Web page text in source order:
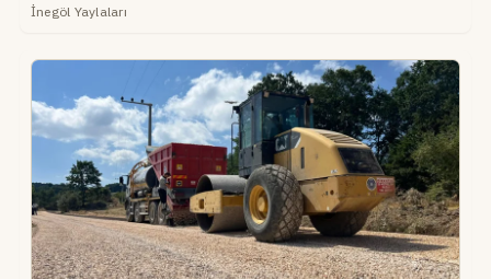
İnegöl Yaylaları